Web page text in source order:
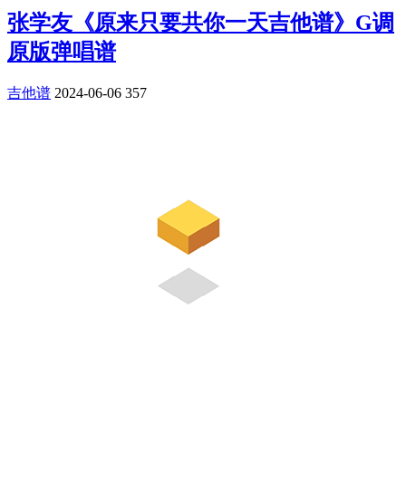
张学友《原来只要共你一天吉他谱》G调
原版弹唱谱
吉他谱 2024-06-06 357